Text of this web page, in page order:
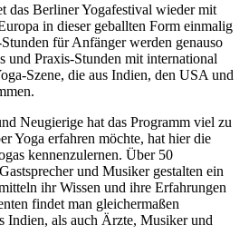
das Berliner Yogafestival wieder mit
in dieser geballten Form einmalig
für Anfänger werden genauso
und Praxis-Stunden mit international
Szene, die aus Indien, den USA und
Neugierige hat das Programm viel zu
Yoga erfahren möchte, hat hier die
kennenzulernen. Über 50
und Musiker gestalten ein
ihr Wissen und ihre Erfahrungen
findet man gleichermaßen
Indien, als auch Ärzte, Musiker und